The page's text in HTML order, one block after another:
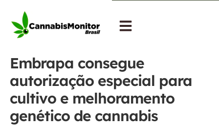
Embrapa consegue
autorização especial para
cultivo e melhoramento
genético de cannabis